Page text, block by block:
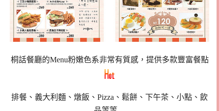
桐話餐廳的Menu粉嫩色系非常有質感，提供多款豐富餐點
排餐、義大利麵、燉飯、Pizza、鬆餅、下午茶、小點、飲